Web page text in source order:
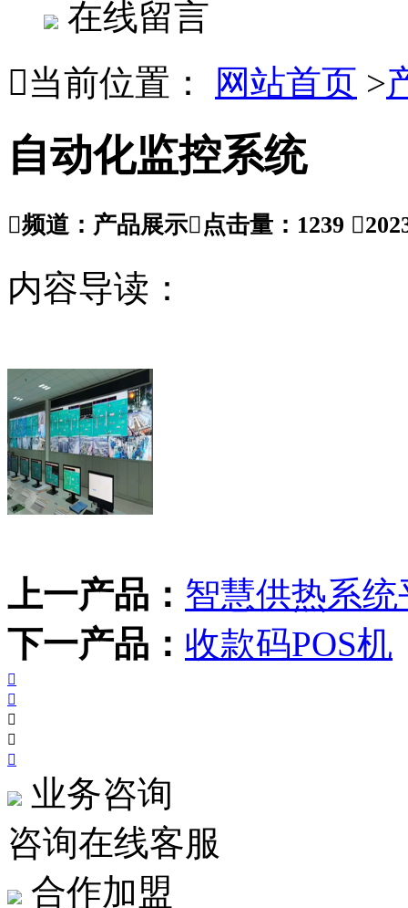
在线留言
当前位置： 网站首页 >
自动化监控系统
频道：产品展示点击量： 1239 
内容导读：
上一产品： 智慧供热系统
下一产品： 收款码POS机





业务咨询
咨询在线客服
合作加盟